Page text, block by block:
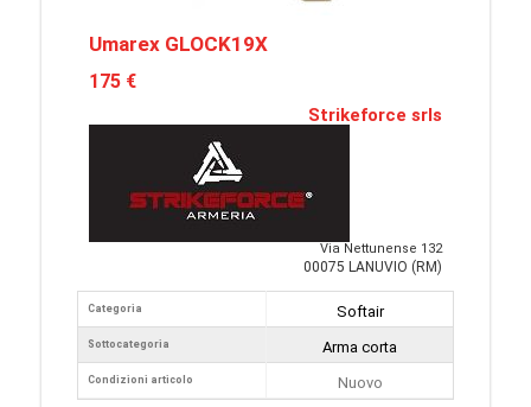
Umarex GLOCK19X
175 €
Strikeforce srls
Via Nettunense 132
00075 LANUVIO (RM)
Categoria
Sottocategoria
Condizioni articolo
Softair
Arma corta
Nuovo